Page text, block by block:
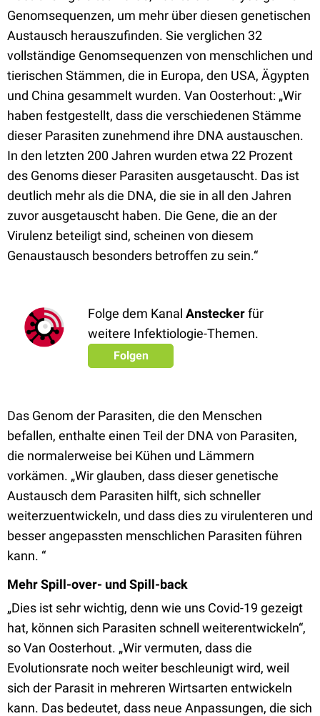
Genomsequenzen, um mehr über diesen genetischen
Austausch herauszufinden. Sie verglichen 32
vollständige Genomsequenzen von menschlichen und
tierischen Stämmen, die in Europa, den USA, Ägypten
und China gesammelt wurden. Van Oosterhout: „Wir
haben festgestellt, dass die verschiedenen Stämme
dieser Parasiten zunehmend ihre DNA austauschen.
In den letzten 200 Jahren wurden etwa 22 Prozent
des Genoms dieser Parasiten ausgetauscht. Das ist
deutlich mehr als die DNA, die sie in all den Jahren
zuvor ausgetauscht haben. Die Gene, die an der
Virulenz beteiligt sind, scheinen von diesem
Genaustausch besonders betroffen zu sein.“
Folge dem Kanal Ansteckerfür
weitere Infektiologie-Themen.
Folgen
Das Genom der Parasiten, die den Menschen
befallen, enthalte einen Teil der DNA von Parasiten,
die normalerweise bei Kühen und Lämmern
vorkämen. „Wir glauben, dass dieser genetische
Austausch dem Parasiten hilft, sich schneller
weiterzuentwickeln, und dass dies zu virulenteren und
besser angepassten menschlichen Parasiten führen
kann. “
Mehr Spill-over- und Spill-back
„Dies ist sehr wichtig, denn wie uns Covid-19 gezeigt
hat, können sich Parasiten schnell weiterentwickeln“,
so Van Oosterhout. „Wir vermuten, dass die
Evolutionsrate noch weiter beschleunigt wird, weil
sich der Parasit in mehreren Wirtsarten entwickeln
kann. Das bedeutet, dass neue Anpassungen, die sich